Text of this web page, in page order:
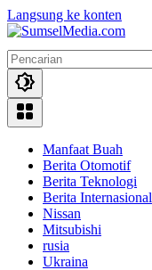
Langsung ke konten
Manfaat Buah
Berita Otomotif
Berita Teknologi
Berita Internasional
Nissan
Mitsubishi
rusia
Ukraina